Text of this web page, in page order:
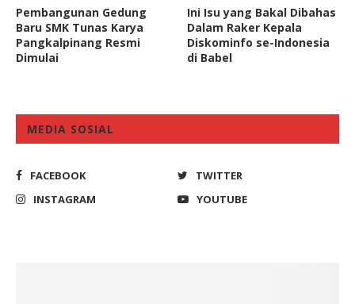
Pembangunan Gedung
Baru SMK Tunas Karya
Pangkalpinang Resmi
Dimulai
Ini Isu yang Bakal Dibahas
Dalam Raker Kepala
Diskominfo se-Indonesia
di Babel
MEDIA SOSIAL
FACEBOOK
TWITTER
INSTAGRAM
YOUTUBE